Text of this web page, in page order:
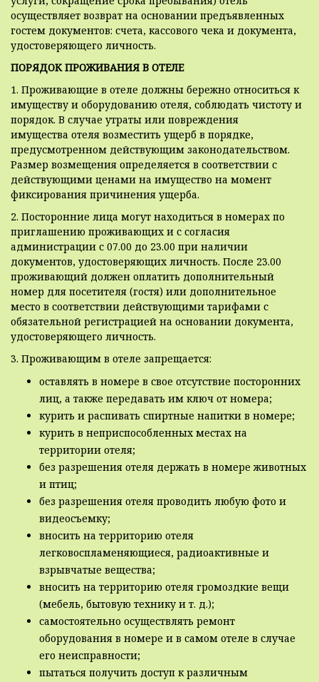
осуществляет возврат на основании предъявленных
гостем документов: счета, кассового чека и документа,
удостоверяющего личность.
ПОРЯДОК ПРОЖИВАНИЯ В ОТЕЛЕ
1. Проживающие в отеле должны бережно относиться к
имуществу и оборудованию отеля, соблюдать чистоту и
порядок. В случае утраты или повреждения
имущества отеля возместить ущерб в порядке,
предусмотренном действующим законодательством.
Размер возмещения определяется в соответствии с
действующими ценами на имущество на момент
фиксирования причинения ущерба.
2. Посторонние лица могут находиться в номерах по
приглашению проживающих и с согласия
администрации с 07.00 до 23.00 при наличии
документов, удостоверяющих личность. После 23.00
проживающий должен оплатить дополнительный
номер для посетителя (гостя) или дополнительное
место в соответствии действующими тарифами с
обязательной регистрацией на основании документа,
удостоверяющего личность.
3. Проживающим в отеле запрещается:
оставлять в номере в свое отсутствие посторонних
лиц, а также передавать им ключ от номера;
курить и распивать спиртные напитки в номере;
курить в неприспособленных местах на
территории отеля;
без разрешения отеля держать в номере животных
и птиц;
без разрешения отеля проводить любую фото и
видеосъемку;
вносить на территорию отеля
легковоспламеняющиеся, радиоактивные и
взрывчатые вещества;
вносить на территорию отеля громоздкие вещи
(мебель, бытовую технику и т. д.);
самостоятельно осуществлять ремонт
оборудования в номере и в самом отеле в случае
его неисправности;
пытаться получить доступ к различным